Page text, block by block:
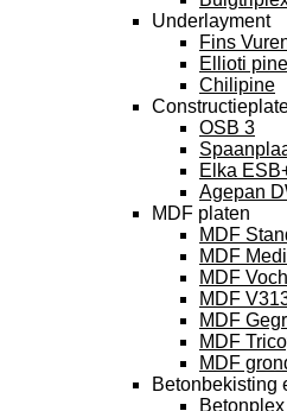
Underlayment
Fins
Ellioti pine
Chilipine
OSB 3
Elka
Agepan
MDF platen
MDF
MDF
MDF
MDF
MDF
MDF
MDF
Betonbekisting